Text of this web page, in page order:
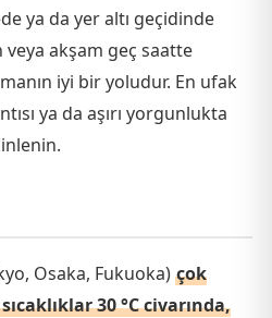
ya da yer altı geçidinde
akşam geç saatte
iyi bir yoludur. En ufak
ya da aşırı yorgunlukta
Osaka, Fukuoka) çok
30 °C civarında,